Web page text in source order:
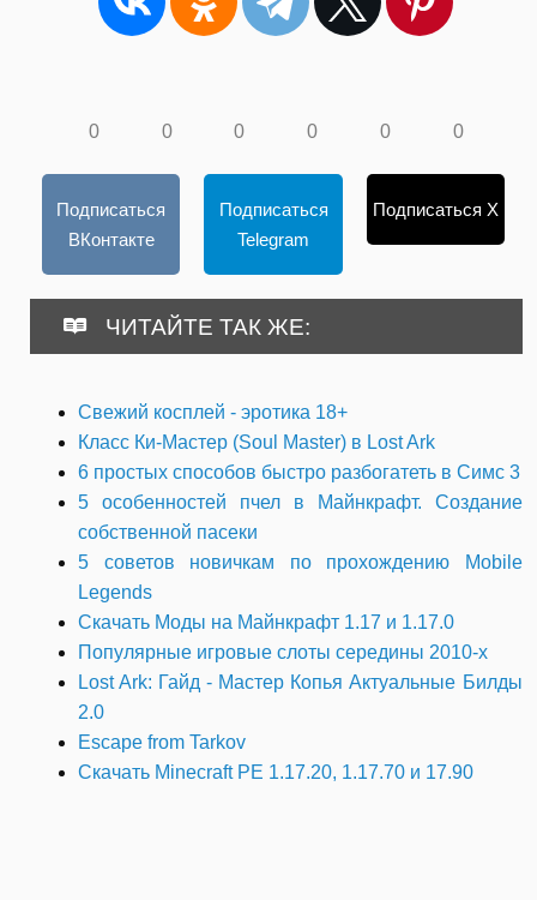
0 0 0 0 0 0
Подписаться
ВКонтакте
Подписаться
Telegram
Подписаться X
ЧИТАЙТЕ ТАК ЖЕ:
Свежий косплей - эротика 18+
Класс Ки-Мастер (Soul Master) в Lost Ark
6 простых способов быстро разбогатеть в Симс 3
5 особенностей пчел в Майнкрафт. Cоздание
собственной пасеки
5 советов новичкам по прохождению Mobile
Legends
Скачать Моды на Майнкрафт 1.17 и 1.17.0
Популярные игровые слоты середины 2010-х
Lost Ark: Гайд - Мастер Копья Актуальные Билды
2.0
Escape from Tarkov
Скачать Minecraft PE 1.17.20, 1.17.70 и 17.90